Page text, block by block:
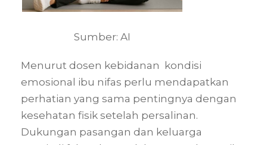
Sumber: AI
Menurut dosen kebidanan kondisi
emosional ibu nifas perlu mendapatkan
perhatian yang sama pentingnya dengan
kesehatan fisik setelah persalinan.
Dukungan pasangan dan keluarga